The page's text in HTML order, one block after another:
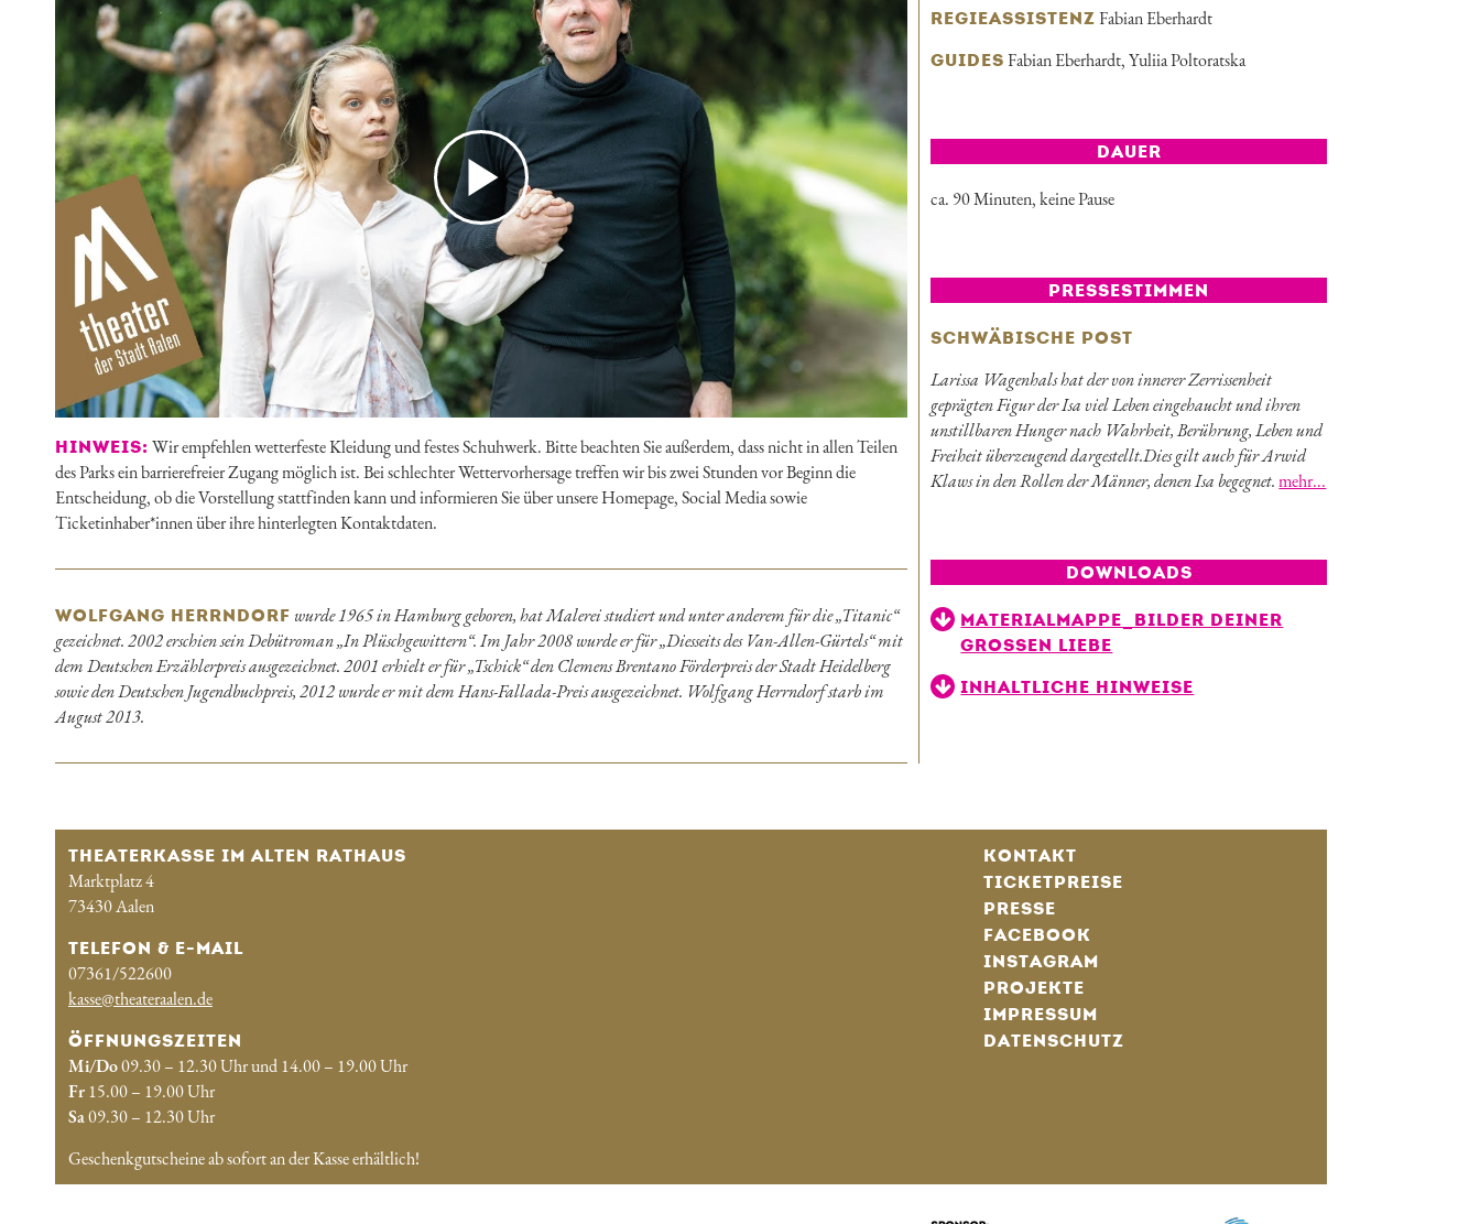
HINWEIS: Wir empfehlen wetterfeste Kleidung und festes Schuhwerk. Bitte beachten Sie außerdem, dass nicht in allen Teilen
des Parks ein barrierefreier Zugang möglich ist. Bei schlechter Wettervorhersage treffen wir bis zwei Stunden vor Beginn die
Entscheidung, ob die Vorstellung stattfinden kann und informieren Sie über unsere Homepage, Social Media sowie
Ticketinhaber*innen über ihre hinterlegten Kontaktdaten.
WOLFGANG HERRNDORF wurde 1965 in Hamburg geboren, hat Malerei studiert und unter anderem für die „Titanic“
gezeichnet. 2002 erschien sein Debütroman „In Plüschgewittern“. Im Jahr 2008 wurde er für „Diesseits des Van-Allen-Gürtels“ mit
dem Deutschen Erzählerpreis ausgezeichnet. 2001 erhielt er für „Tschick“ den Clemens Brentano Förderpreis der Stadt Heidelberg
sowie den Deutschen Jugendbuchpreis, 2012 wurde er mit dem Hans-Fallada-Preis ausgezeichnet. Wolfgang Herrndorf starb im
August 2013.
REGIEASSISTENZ Fabian Eberhardt
GUIDES Fabian Eberhardt, Yuliia Poltoratska
DAUER
ca. 90 Minuten, keine Pause
PRESSESTIMMEN
SCHWÄBISCHE POST
Larissa Wagenhals hat der von innerer Zerrissenheit
geprägten Figur der Isa viel Leben eingehaucht und ihren
unstillbaren Hunger nach Wahrheit, Berührung, Leben und
Freiheit überzeugend dargestellt.Dies gilt auch für Arwid
Klaws in den Rollen der Männer, denen Isa begegnet. mehr...
DOWNLOADS
MATERIALMAPPE_BILDER DEINER
GROSSEN LIEBE
INHALTLICHE HINWEISE
THEATERKASSE IM ALTEN RATHAUS
Marktplatz 4
73430 Aalen
TELEFON & E-MAIL
07361/522600
kasse@theateraalen.de
ÖFFNUNGSZEITEN
Mi/Do09.30 – 12.30 Uhr und 14.00 – 19.00 Uhr
Fr15.00 – 19.00 Uhr
Sa09.30 – 12.30 Uhr
Geschenkgutscheine ab sofort an der Kasse erhältlich!
KONTAKT
TICKETPREISE
PRESSE
FACEBOOK
INSTAGRAM
PROJEKTE
IMPRESSUM
DATENSCHUTZ